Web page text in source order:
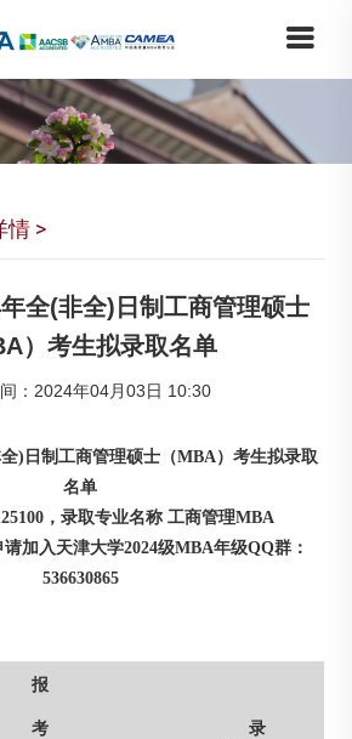
情 >
全(非全)日制工商管理硕士
）考生拟录取名单
：2024年04月03日 10:30
)日制工商管理硕士（MBA）考生拟录取
名单
，录取专业名称 工商管理MBA
加入天津大学2024级MBA年级QQ群：
536630865
报
考 录